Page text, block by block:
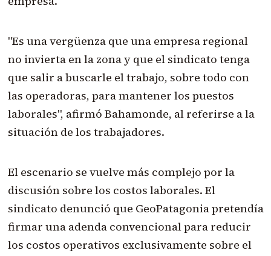
"Es una vergüenza que una empresa regional
no invierta en la zona y que el sindicato tenga
que salir a buscarle el trabajo, sobre todo con
las operadoras, para mantener los puestos
laborales", afirmó Bahamonde, al referirse a la
situación de los trabajadores.
El escenario se vuelve más complejo por la
discusión sobre los costos laborales. El
sindicato denunció que GeoPatagonia pretendía
firmar una adenda convencional para reducir
los costos operativos exclusivamente sobre el